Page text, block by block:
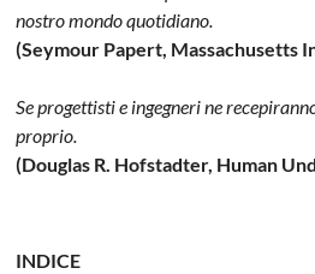
nostro mondo quotidiano.
(Seymour Papert, Massachusetts
Se progettisti e ingegneri ne
proprio.
(Douglas R. Hofstadter, Human
INDICE